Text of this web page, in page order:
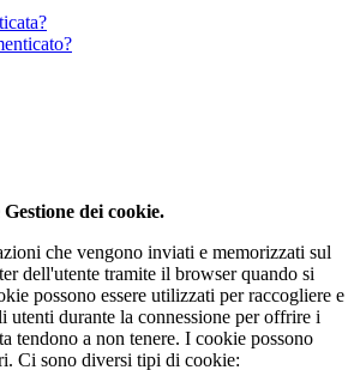
dei cookie.
che vengono inviati e memorizzati sul
dell'utente tramite il browser quando si
possono essere utilizzati per raccogliere e
utenti durante la connessione per offrire i
tendono a non tenere. I cookie possono
Ci sono diversi tipi di cookie: